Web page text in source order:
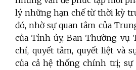
lý những hạn chế từ thời kỳ
đó, nhờ sự quan tâm của
của Tỉnh ủy, Ban Thường vụ
chí, quyết tâm, quyết liệt và
của cả hệ thống chính trị;